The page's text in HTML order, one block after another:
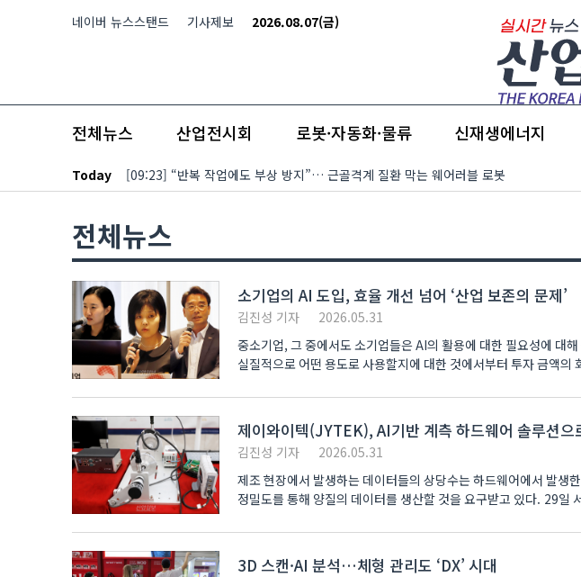
네이버 뉴스스탠드 기사제보 2026.08.07(금)
전체뉴스 산업전시회 로봇·자동화·물류 신재생에너지
Today [09:23] “반복 작업에도 부상 방지”… 근골격계 질환 막는 웨어러블 로봇
전체뉴스
소기업의 AI 도입, 효율 개선 넘어 ‘산업 보존의 문제’
김진성 기자
2026.05.31
중소기업, 그 중에서도 소기업들은 AI의 활용에 대한 필요성에 대
실질적으로 어떤 용도로 사용할지에 대한 것에서부터 투자 금액의
제이와이텍(JYTEK), AI기반 계측 하드웨어 솔루션으
김진성 기자
2026.05.31
제조 현장에서 발생하는 데이터들의 상당수는 하드웨어에서 발생
정밀도를 통해 양질의 데이터를 생산할 것을 요구받고 있다. 29일
3D 스캔·AI 분석…체형 관리도 ‘DX’ 시대